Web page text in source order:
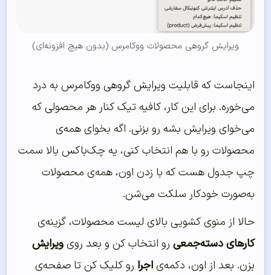
ویرایش گروهی محصولات ووکامرس (بدون هیچ افزونه‌ای)
اینجاست که قابلیت ویرایش گروهی ووکامرس به درد
می‌خوره. برای این کار، کافیه تیک کنار هر محصولی که
می‌خوای ویرایش بشه رو بزنی. اگه بخوای همه‌ی
محصولات رو با هم انتخاب کنی، یه چک‌باکس بالا سمت
چپ جدول هست که با زدن اون، همه‌ی محصولات
به‌صورت خودکار سلکت می‌شن.
حالا از منوی کشویی بالای لیست محصولات، گزینه‌ی
کارهای دسته‌جمعی رو انتخاب کن و بعد رویویرایش
بزن. بعد از اون، دکمه‌یاجرا رو کلیک کن تا صفحه‌ی